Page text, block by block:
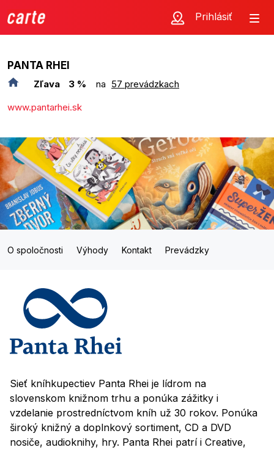
Prihlásiť
PANTA RHEI
Zľava 3 % na 57 prevádzkach
www.pantarhei.sk
O spoločnosti Výhody Kontakt Prevádzky
Sieť kníhkupectiev Panta Rhei je lídrom na
slovenskom knižnom trhu a ponúka zážitky i
vzdelanie prostredníctvom kníh už 30 rokov. Ponúka
široký knižný a doplnkový sortiment, CD a DVD
nosiče, audioknihy, hry. Panta Rhei patrí i Creative,